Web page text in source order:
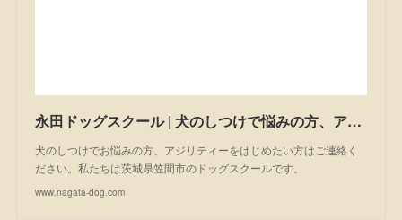
永田ドッグスクール | 犬のしつけで悩みの方、アジリティーを始めたい方は一度ご相談ください。私たちは茨城県笠間市のドッグスクールです。
犬のしつけでお悩みの方、アジリティーをはじめたい方はご連絡く
ださい。私たちは茨城県笠間市のドッグスクールです。
www.nagata-dog.com